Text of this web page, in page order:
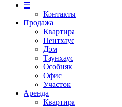
☰
Контакты
Продажа
Квартира
Пентхаус
Дом
Таунхаус
Особняк
Офис
Участок
Аренда
Квартира